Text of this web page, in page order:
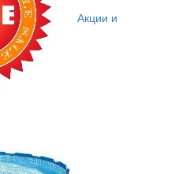
Акции и